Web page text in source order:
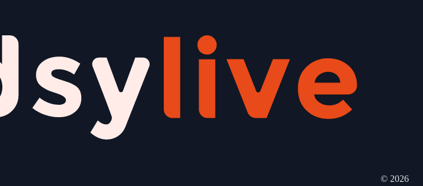
© 2026